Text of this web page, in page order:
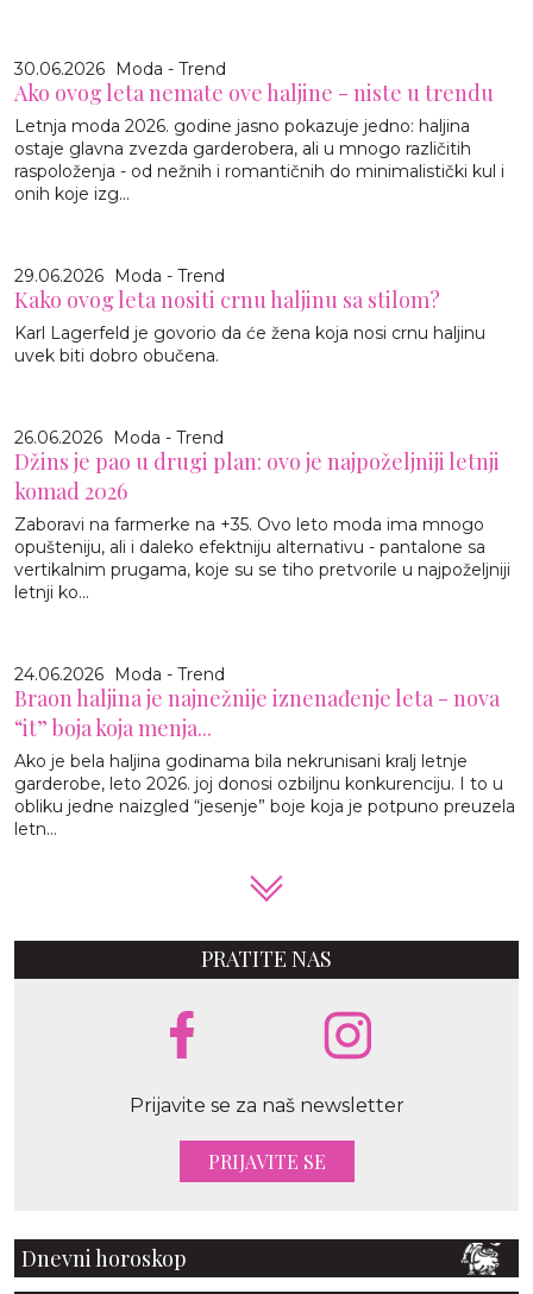
30.06.2026 Moda - Trend
Ako ovog leta nemate ove haljine - niste u trendu
Letnja moda 2026. godine jasno pokazuje jedno: haljina
ostaje glavna zvezda garderobera, ali u mnogo različitih
raspoloženja - od nežnih i romantičnih do minimalistički kul i
onih koje izg...
29.06.2026 Moda - Trend
Kako ovog leta nositi crnu haljinu sa stilom?
Karl Lagerfeld je govorio da će žena koja nosi crnu haljinu
uvek biti dobro obučena.
26.06.2026 Moda - Trend
Džins je pao u drugi plan: ovo je najpoželjniji letnji
komad 2026
Zaboravi na farmerke na +35. Ovo leto moda ima mnogo
opušteniju, ali i daleko efektniju alternativu - pantalone sa
vertikalnim prugama, koje su se tiho pretvorile u najpoželjniji
letnji ko...
24.06.2026 Moda - Trend
Braon haljina je najnežnije iznenađenje leta - nova
“it” boja koja menja...
Ako je bela haljina godinama bila nekrunisani kralj letnje
garderobe, leto 2026. joj donosi ozbiljnu konkurenciju. I to u
obliku jedne naizgled “jesenje” boje koja je potpuno preuzela
letn...
PRATITE NAS
Prijavite se za naš newsletter
PRIJAVITE SE
Dnevni horoskop